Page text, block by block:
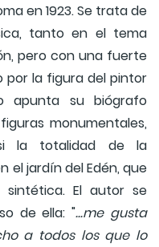
en 1923. Se trata de
tanto en el tema
pero con una fuerte
por la figura del pintor
apunta su biógrafo
monumentales,
la totalidad de la
el jardín del Edén, que
El autor se
de ella: "...me gusta
a todos los que lo